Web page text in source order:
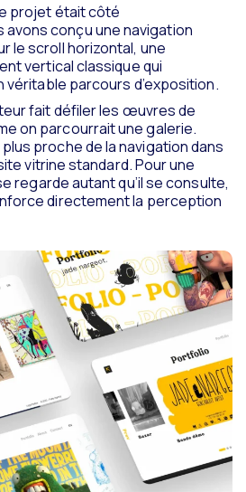
projet était côté
conçu une navigation
le scroll horizontal, une
vertical classique qui
parcours d’exposition.
fait défiler les œuvres de
on parcourrait une galerie.
proche de la navigation dans
vitrine standard. Pour une
regarde autant qu’il se consulte,
directement la perception